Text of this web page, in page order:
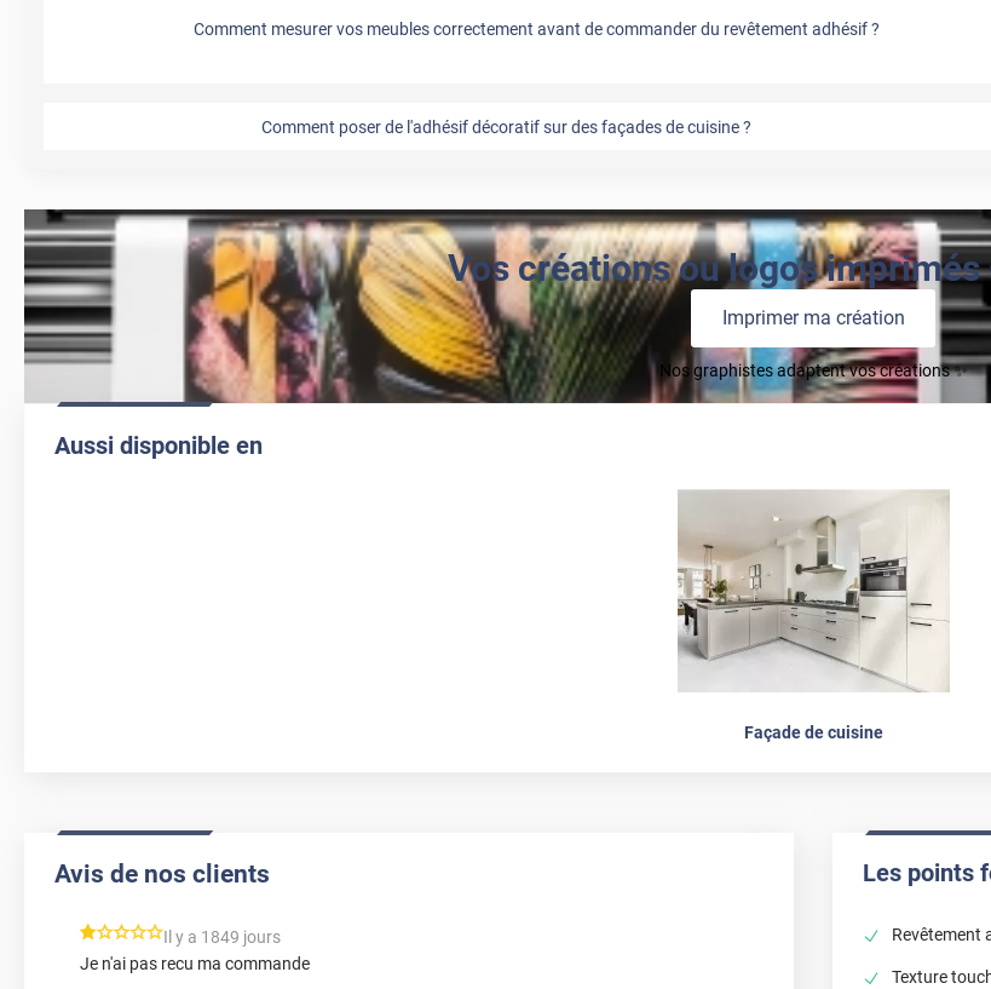
Comment mesurer vos meubles correctement avant de commander du revêtement adhésif ?
Comment poser de l'adhésif décoratif sur des façades de cuisine ?
Vos créations ou logos
Imprimer ma création
Nos graphistes adaptent vos créations ✨
Aussi disponible en
Façade de cuisine
Avis de nos clients
*****
Il y a 1849 jours
Je n'ai pas recu ma commande
Les points
Revêtement
Texture